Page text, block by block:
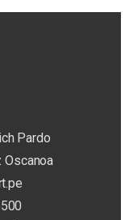
Pardo
Oscanoa